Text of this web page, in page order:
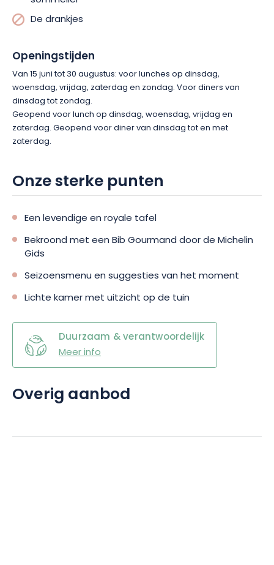
De drankjes
Openingstijden
Van 15 juni tot 30 augustus: voor lunches op dinsdag,
woensdag, vrijdag, zaterdag en zondag. Voor diners van
dinsdag tot zondag.
Geopend voor lunch op dinsdag, woensdag, vrijdag en
zaterdag. Geopend voor diner van dinsdag tot en met
zaterdag.
Onze sterke punten
Een levendige en royale tafel
Bekroond met een Bib Gourmand door de Michelin
Gids
Seizoensmenu en suggesties van het moment
Lichte kamer met uitzicht op de tuin
Duurzaam & verantwoordelijk
Meer info
Overig aanbod